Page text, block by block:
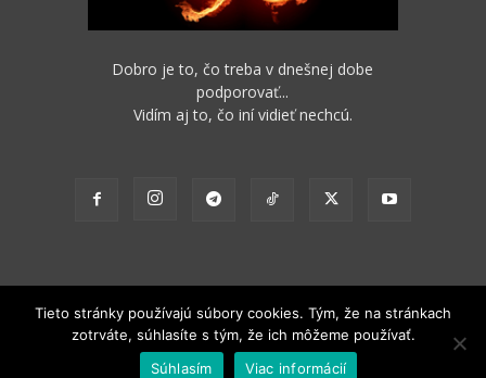
Dobro je to, čo treba v dnešnej dobe
podporovať...
Vidím aj to, čo iní vidieť nechcú.
2012 - 2022 Obsah stránok je možné s funkčným odkazom na pôvodný
zdroj ďalej nekomerčne šíriť.
Tieto stránky používajú súbory cookies. Tým, že na stránkach
zotrváte, súhlasíte s tým, že ich môžeme používať.
Súhlasím
Viac informácií